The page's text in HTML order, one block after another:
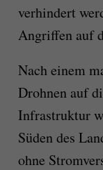
verhindert
Angriffen auf
Nach einem
Drohnen auf
Infrastruktur
Süden des
ohne